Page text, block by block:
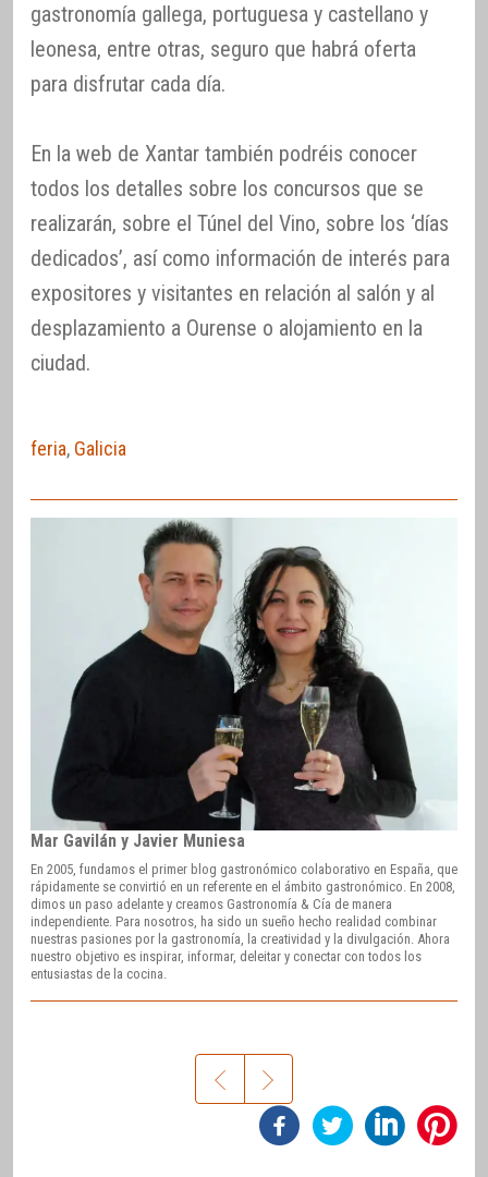
gastronomía gallega, portuguesa y castellano y
leonesa, entre otras, seguro que habrá oferta
para disfrutar cada día.
En la web de Xantar también podréis conocer
todos los detalles sobre los concursos que se
realizarán, sobre el Túnel del Vino, sobre los ‘días
dedicados’, así como información de interés para
expositores y visitantes en relación al salón y al
desplazamiento a Ourense o alojamiento en la
ciudad.
feria, Galicia
Mar Gavilán y Javier Muniesa
En 2005, fundamos el primer blog gastronómico colaborativo en España, que
rápidamente se convirtió en un referente en el ámbito gastronómico. En 2008,
dimos un paso adelante y creamos Gastronomía & Cía de manera
independiente. Para nosotros, ha sido un sueño hecho realidad combinar
nuestras pasiones por la gastronomía, la creatividad y la divulgación. Ahora
nuestro objetivo es inspirar, informar, deleitar y conectar con todos los
entusiastas de la cocina.